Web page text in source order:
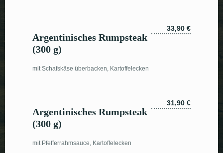
Argentinisches Rumpsteak
(300 g)
mit Schafskäse überbacken, Kartoffelecken
33,90 €
Argentinisches Rumpsteak
(300 g)
mit Pfefferrahmsauce, Kartoffelecken
31,90 €